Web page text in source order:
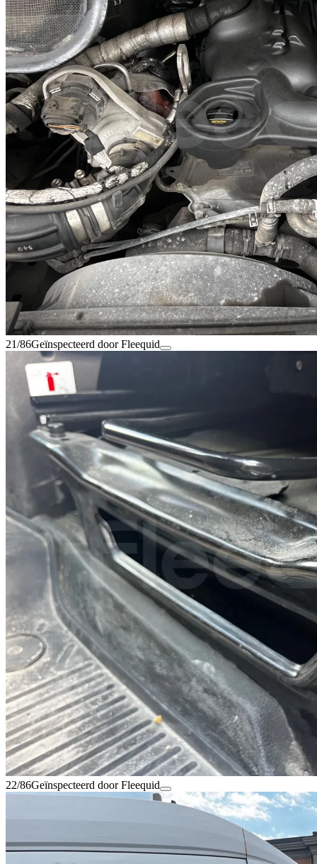
21/86Geïnspecteerd door Fleequid
22/86Geïnspecteerd door Fleequid